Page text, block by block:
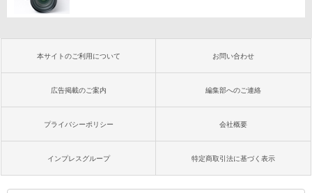
本サイトのご利用について お問い合わせ
広告掲載のご案内 編集部へのご連絡
プライバシーポリシー 会社概要
インプレスグループ 特定商取引法に基づく表示